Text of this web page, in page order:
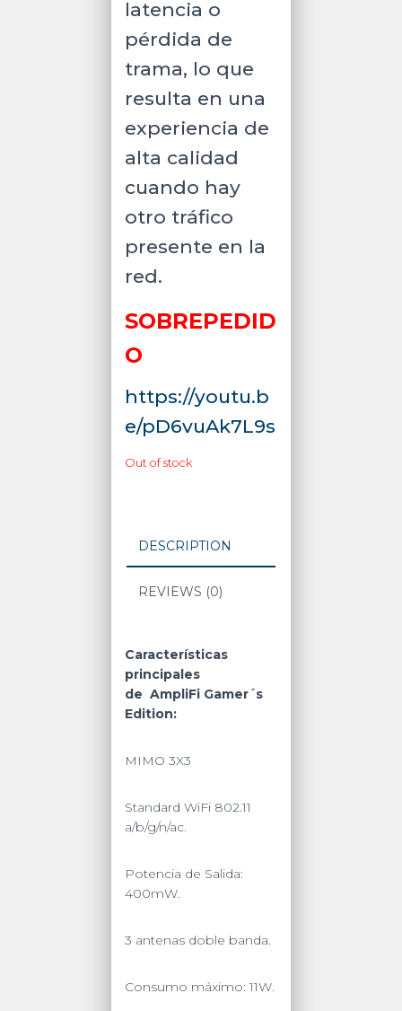
latencia o
pérdida de
trama, lo que
resulta en una
experiencia de
alta calidad
cuando hay
otro tráfico
presente en la
red.
SOBREPEDID
O
https://youtu.b
e/pD6vuAk7L9s
Out of stock
DESCRIPTION
REVIEWS (0)
Características
principales
de AmpliFi Gamer´s
Edition:
MIMO 3X3
Standard WiFi 802.11
a/b/g/n/ac.
Potencia de Salida:
400mW.
3 antenas doble banda.
Consumo máximo: 11W.